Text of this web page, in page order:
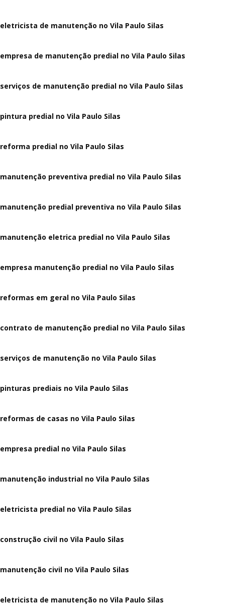
eletricista de manutenção no Vila Paulo Silas
empresa de manutenção predial no Vila Paulo Silas
serviços de manutenção predial no Vila Paulo Silas
pintura predial no Vila Paulo Silas
reforma predial no Vila Paulo Silas
manutenção preventiva predial no Vila Paulo Silas
manutenção predial preventiva no Vila Paulo Silas
manutenção eletrica predial no Vila Paulo Silas
empresa manutenção predial no Vila Paulo Silas
reformas em geral no Vila Paulo Silas
contrato de manutenção predial no Vila Paulo Silas
serviços de manutenção no Vila Paulo Silas
pinturas prediais no Vila Paulo Silas
reformas de casas no Vila Paulo Silas
empresa predial no Vila Paulo Silas
manutenção industrial no Vila Paulo Silas
eletricista predial no Vila Paulo Silas
construção civil no Vila Paulo Silas
manutenção civil no Vila Paulo Silas
eletricista de manutenção no Vila Paulo Silas